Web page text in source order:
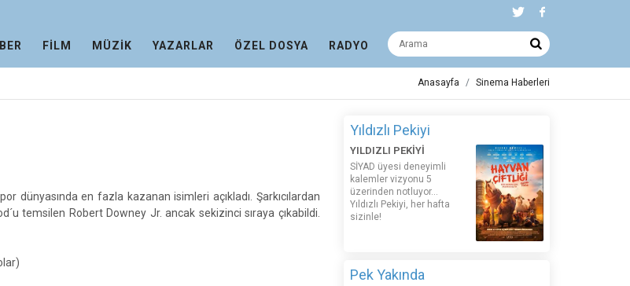
FİLM MÜZİK YAZARLAR ÖZEL DOSYA RADYO
Anasayfa Sinema Haberleri
dünyasında en fazla kazanan isimleri açıkladı. Şarkıcılardan
temsilen Robert Downey Jr. ancak sekizinci sıraya çıkabildi.
Yıldızlı Pekiyi
YILDIZLI PEKİYİ
SİYAD üyesi deneyimli
kalemler vizyonu 5
üzerinden notluyor...
Yıldızlı Pekiyi, her hafta
sizinle!
Pek Yakında